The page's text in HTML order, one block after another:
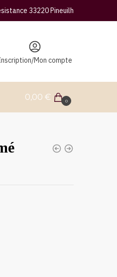
33220 Pineuilh
Mon compte
0,00 € 0